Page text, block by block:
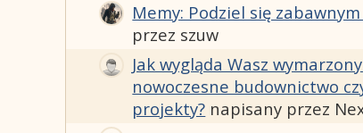
Memy: Podziel się
przez szuw
Jak wygląda Wasz
nowoczesne budownictwo
projekty? napisany przez